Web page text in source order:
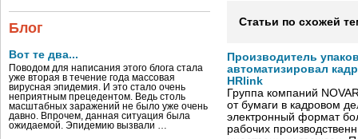
Блог
Вот те два...
Поводом для написания этого блога стала
уже вторая в течение года массовая
вирусная эпидемия. И это стало очень
неприятным прецедентом. Ведь столь
масштабных заражений не было уже очень
давно. Впрочем, данная ситуация была
ожидаемой. Эпидемию вызвали …
Статьи по схожей
Производитель
автоматизировал
HRlink
Группа компаний
от бумаги в кадровом
электронный формат
рабочих